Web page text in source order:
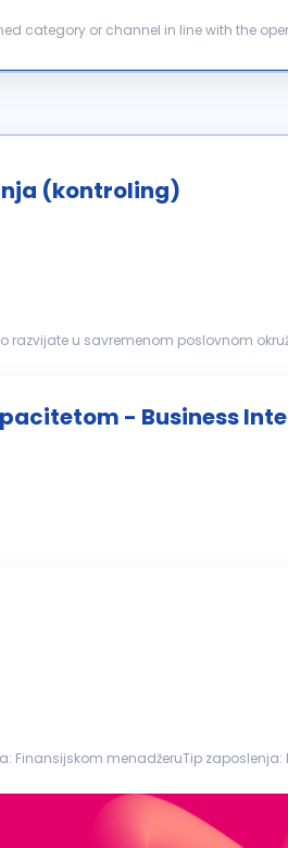
(kontroling)
razvijate u savremenom poslovnom
- Business
Finansijskom menadžeruTip